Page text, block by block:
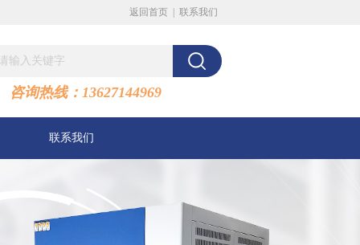
返回首页 联系我们
咨询热线：13627144969
联系我们